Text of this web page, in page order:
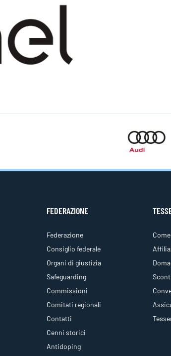
FEDERAZIONE
Federazione
Consiglio federale
Organi di giustizia
Safeguarding
Commissioni
Comitati regionali
Contatti
Cenni storici
Antidoping